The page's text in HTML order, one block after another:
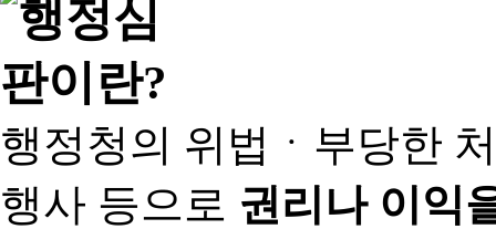
행정청의 위법ㆍ부당한
행사 등으로 권리나 이익